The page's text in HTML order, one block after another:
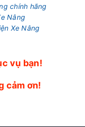
chính hãng
Nâng
Xe Nâng
vụ bạn!
cảm ơn!